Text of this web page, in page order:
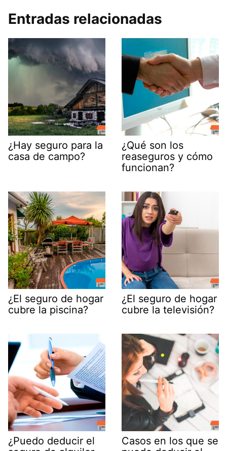
Entradas relacionadas
¿Hay seguro para la
casa de campo?
¿Qué son los
reaseguros y cómo
funcionan?
¿El seguro de hogar
cubre la piscina?
¿El seguro de hogar
cubre la televisión?
¿Puedo deducir el
Casos en los que se